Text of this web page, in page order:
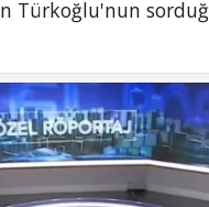
Türkoğlu'nun